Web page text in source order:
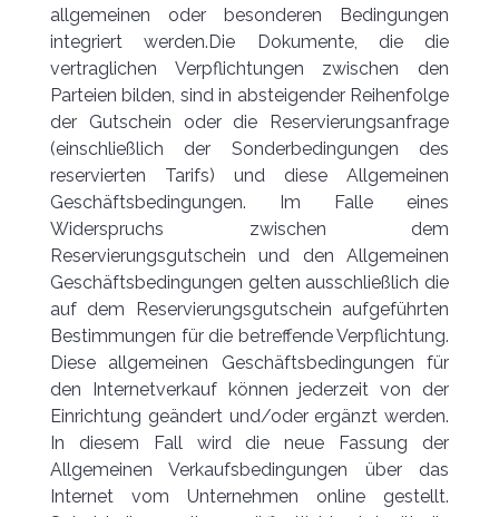
allgemeinen oder besonderen Bedingungen
integriert werden.Die Dokumente, die die
vertraglichen Verpflichtungen zwischen den
Parteien bilden, sind in absteigender Reihenfolge
der Gutschein oder die Reservierungsanfrage
(einschließlich der Sonderbedingungen des
reservierten Tarifs) und diese Allgemeinen
Geschäftsbedingungen. Im Falle eines
Widerspruchs zwischen dem
Reservierungsgutschein und den Allgemeinen
Geschäftsbedingungen gelten ausschließlich die
auf dem Reservierungsgutschein aufgeführten
Bestimmungen für die betreffende Verpflichtung.
Diese allgemeinen Geschäftsbedingungen für
den Internetverkauf können jederzeit von der
Einrichtung geändert und/oder ergänzt werden.
In diesem Fall wird die neue Fassung der
Allgemeinen Verkaufsbedingungen über das
Internet vom Unternehmen online gestellt.